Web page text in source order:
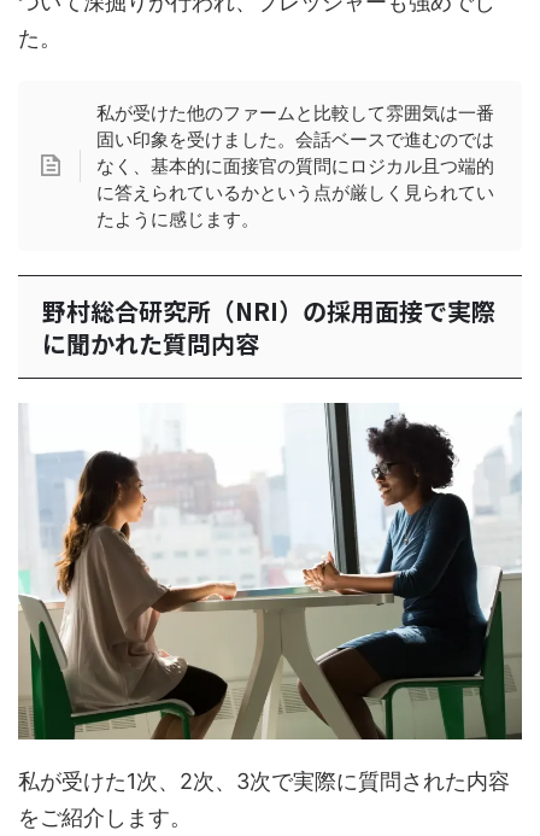
た。
私が受けた他のファームと比較して雰囲気は一番
固い印象を受けました。会話ベースで進むのでは
なく、基本的に面接官の質問にロジカル且つ端的
に答えられているかという点が厳しく見られてい
たように感じます。
野村総合研究所（NRI）の採用面接で実際
に聞かれた質問内容
私が受けた1次、2次、3次で実際に質問された内容
をご紹介します。